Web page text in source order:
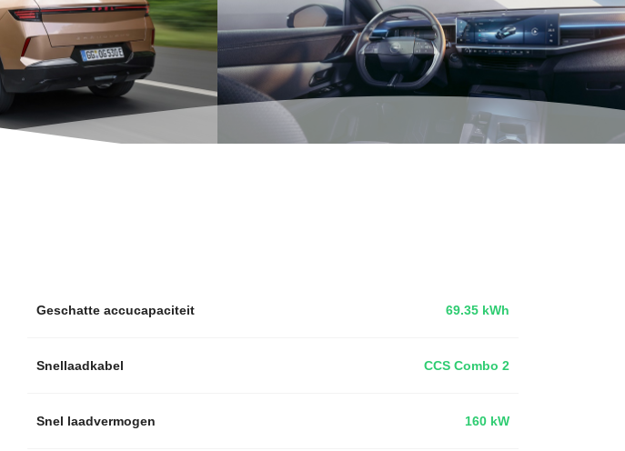
69.35 kWh
Geschatte accucapaciteit
Snellaadkabel CCS Combo 2
Snel laadvermogen 160 kW